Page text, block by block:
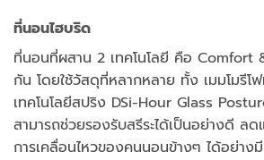
ที่นอนไฮบริด
ที่นอนที่ผสาน 2 เทคโนโลยี คือ Comfort
กัน โดยใช้วัสดุที่หลากหลาย ทั้ง เมมโมรีโ
เทคโนโลยีสปริง DSi-Hour Glass
สามารถช่วยรองรับสรีระได้เป็นอย่างดี ลด
การเคลื่อนไหวของคนนอนข้างๆ ได้อย่าง